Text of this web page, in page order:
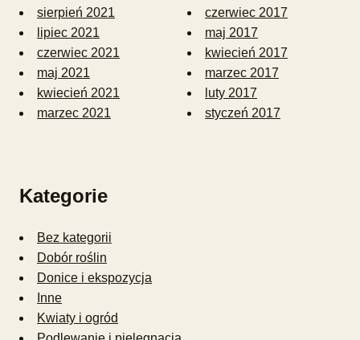
sierpień 2021
lipiec 2021
czerwiec 2021
maj 2021
kwiecień 2021
marzec 2021
czerwiec 2017
maj 2017
kwiecień 2017
marzec 2017
luty 2017
styczeń 2017
Kategorie
Bez kategorii
Dobór roślin
Donice i ekspozycja
Inne
Kwiaty i ogród